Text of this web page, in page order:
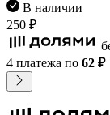
В наличии
250 ₽
4 платежа по 62 ₽